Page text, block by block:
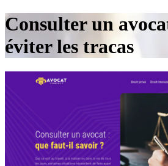
Consulter un
éviter les tracas